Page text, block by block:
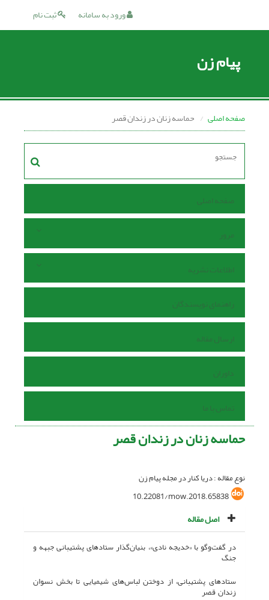
ثبت نام ورود به سامانه
پیام زن
صفحه اصلی حماسه زنان در زندان قصر
صفحه اصلی
مرور
اطلاعات نشریه
راهنمای نویسندگان
ارسال مقاله
داوران
تماس با ما
حماسه زنان در زندان قصر
نوع مقاله : دریا کنار در مجله پیام زن
10.22081/mow.2018.65838
اصل مقاله
در گفت‌وگو با «خدیجه نادی»، بنیان‌گذار ستادهای پشتیبانی جبهه و
جنگ
ستادهای پشتیبانی، از دوختن لباس‌های شیمیایی تا بخش نسوان
زندان قصر